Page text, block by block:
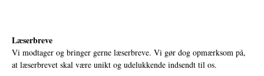
Læserbreve
Vi modtager og bringer gerne læserbreve. Vi gør dog opmærksom på,
at læserbrevet skal være unikt og udelukkende indsendt til os.